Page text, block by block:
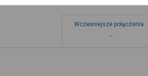
Wcześniejsze połączenia